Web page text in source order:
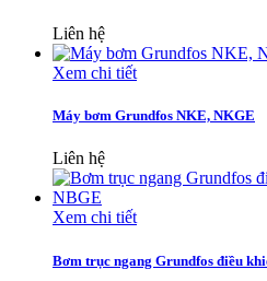
Liên hệ
Xem chi tiết
Máy bơm Grundfos NKE, NKGE
Liên hệ
Xem chi tiết
Bơm trục ngang Grundfos điều